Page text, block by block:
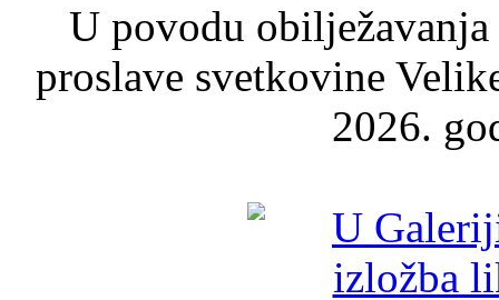
U povodu
proslave svetkovine
2026.